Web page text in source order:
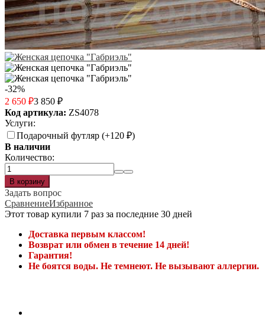
-32%
2 650 ₽3 850 ₽
Код артикула: ZS4078
Услуги:
Подарочный футляр (+120 ₽)
В наличии
Количество:
Задать вопрос
СравнениеИзбранное
Этот товар купили 7 раз за последние 30 дней
Доставка первым классом!
Возврат или обмен в течение 14 дней!
Гарантия!
Не боятся воды. Не темнеют. Не вызывают аллергии.